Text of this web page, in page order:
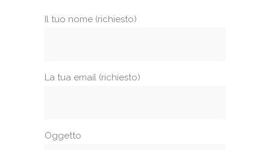
Il tuo nome (richiesto)
La tua email (richiesto)
Oggetto